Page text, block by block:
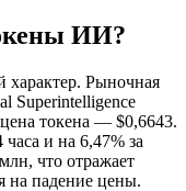
ИИ?
характер. Рыночная
Superintelligence
токена — $0,6643.
и на 6,47% за
что отражает
на падение цены.